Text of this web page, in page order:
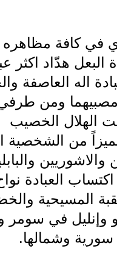
في كافة
هدّاد اكثر
اله العاصفة
مصبيهما ومن
الهلال الخصيب
من الشخصية
العبادة
المسيحية
وإنليل في سومر
وشمالها.